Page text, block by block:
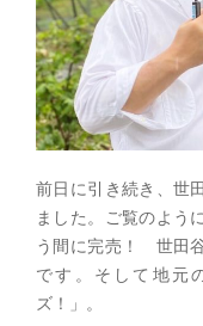
前日に引き続き、世
ました。ご覧のよう
う間に完売！ 世田
です。そして地元
ズ！」。